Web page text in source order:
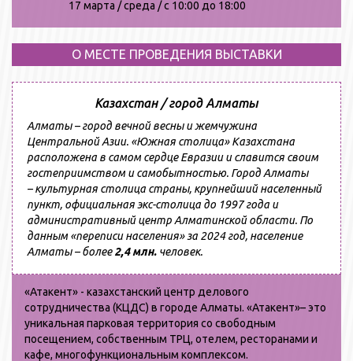
17 марта /среда / с 10:00 до 18:00
О МЕСТЕ ПРОВЕДЕНИЯ ВЫСТАВКИ
Казахстан / город Алматы
Алматы – город вечной весны и жемчужина
Центральной Азии. «Южная столица» Казахстана
расположена в самом сердце Евразии и славится своим
гостеприимством и самобытностью. Город Алматы
– культурная столица страны, крупнейший населенный
пункт, официальная экс-столица до 1997 года и
административный центр Алматинской области. По
данным «переписи населения» за 2024 год, население
Алматы – более 2,4 млн. человек.
«Атакент» - казахстанский центр делового
сотрудничества (КЦДС) в городе Алматы. «Атакент»– это
уникальная парковая территория со свободным
посещением, собственным ТРЦ, отелем, ресторанами и
кафе, многофункциональным комплексом.